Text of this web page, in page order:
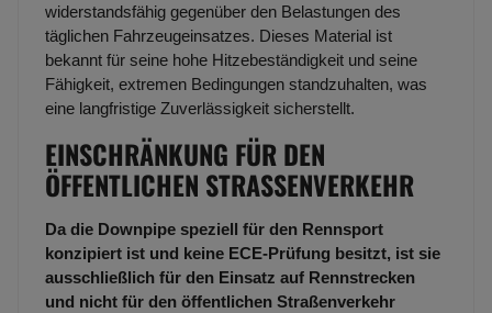
widerstandsfähig gegenüber den Belastungen des
täglichen Fahrzeugeinsatzes. Dieses Material ist
bekannt für seine hohe Hitzebeständigkeit und seine
Fähigkeit, extremen Bedingungen standzuhalten, was
eine langfristige Zuverlässigkeit sicherstellt.
EINSCHRÄNKUNG FÜR DEN
ÖFFENTLICHEN STRASSENVERKEHR
Da die Downpipe speziell für den Rennsport
konzipiert ist und keine ECE-Prüfung besitzt, ist sie
ausschließlich für den Einsatz auf Rennstrecken
und nicht für den öffentlichen Straßenverkehr